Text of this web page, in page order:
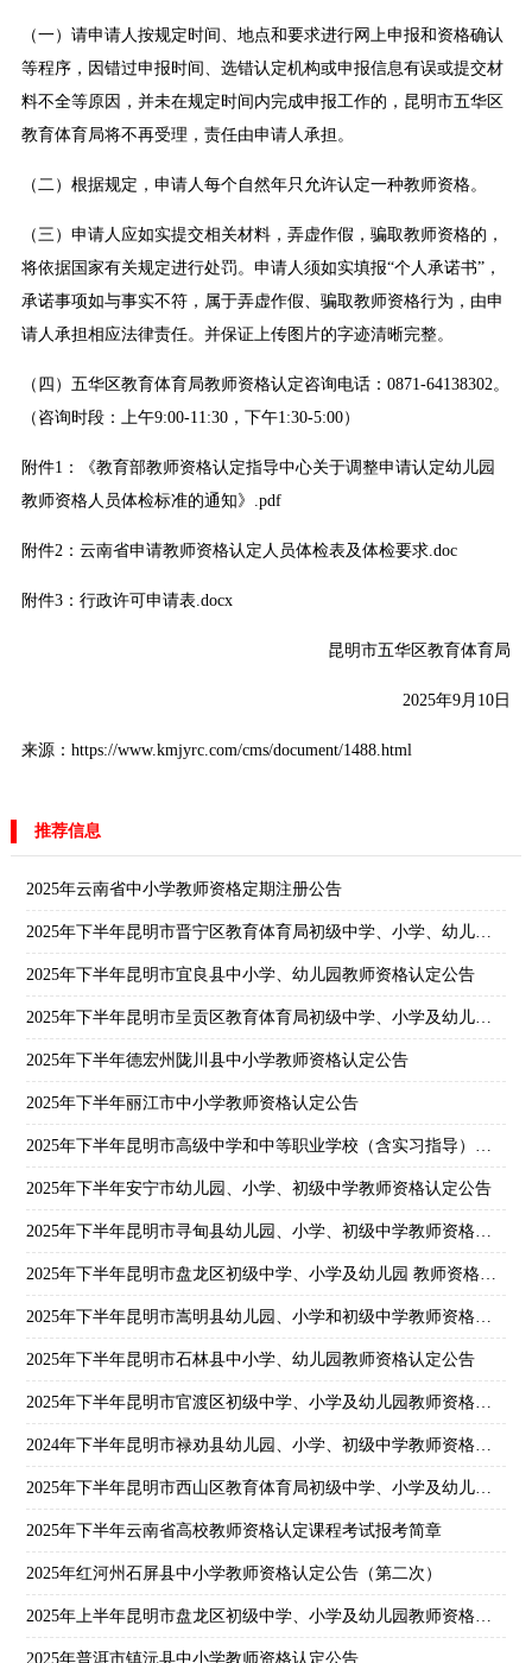
（一）请申请人按规定时间、地点和要求进行网上申报和资格确认
等程序，因错过申报时间、选错认定机构或申报信息有误或提交材
料不全等原因，并未在规定时间内完成申报工作的，昆明市五华区
教育体育局将不再受理，责任由申请人承担。
（二）根据规定，申请人每个自然年只允许认定一种教师资格。
（三）申请人应如实提交相关材料，弄虚作假，骗取教师资格的，
将依据国家有关规定进行处罚。申请人须如实填报“个人承诺书”，
承诺事项如与事实不符，属于弄虚作假、骗取教师资格行为，由申
请人承担相应法律责任。并保证上传图片的字迹清晰完整。
（四）五华区教育体育局教师资格认定咨询电话：0871-64138302。
（咨询时段：上午9:00-11:30，下午1:30-5:00）
附件1：《教育部教师资格认定指导中心关于调整申请认定幼儿园
教师资格人员体检标准的通知》.pdf
附件2：云南省申请教师资格认定人员体检表及体检要求.doc
附件3：行政许可申请表.docx
昆明市五华区教育体育局
2025年9月10日
来源：https://www.kmjyrc.com/cms/document/1488.html
推荐信息
2025年云南省中小学教师资格定期注册公告
2025年下半年昆明市晋宁区教育体育局初级中学、小学、幼儿园教师资格认定公告
2025年下半年昆明市宜良县中小学、幼儿园教师资格认定公告
2025年下半年昆明市呈贡区教育体育局初级中学、小学及幼儿园教师资格认定公告
2025年下半年德宏州陇川县中小学教师资格认定公告
2025年下半年丽江市中小学教师资格认定公告
2025年下半年昆明市高级中学和中等职业学校（含实习指导）教师资格认定公告
2025年下半年安宁市幼儿园、小学、初级中学教师资格认定公告
2025年下半年昆明市寻甸县幼儿园、小学、初级中学教师资格认定公告
2025年下半年昆明市盘龙区初级中学、小学及幼儿园 教师资格认定公告
2025年下半年昆明市嵩明县幼儿园、小学和初级中学教师资格认定公告
2025年下半年昆明市石林县中小学、幼儿园教师资格认定公告
2025年下半年昆明市官渡区初级中学、小学及幼儿园教师资格认定公告
2024年下半年昆明市禄劝县幼儿园、小学、初级中学教师资格认定公告
2025年下半年昆明市西山区教育体育局初级中学、小学及幼儿园教师资格认定公告
2025年下半年云南省高校教师资格认定课程考试报考简章
2025年红河州石屏县中小学教师资格认定公告（第二次）
2025年上半年昆明市盘龙区初级中学、小学及幼儿园教师资格认定结果公示（第一批）
2025年普洱市镇沅县中小学教师资格认定公告